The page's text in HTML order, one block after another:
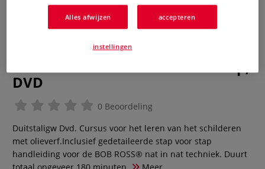
DVD
0 Beoordeling
Duitstaligw Dvd. Cursus voor het leren van het schilderen
met olieverf.Inclusief gedetaileerde stap voor stap
handleiding voor de BOB ROSS® nat in nat techniek. Duurt
Alles afwijzen accepteren
instellingen